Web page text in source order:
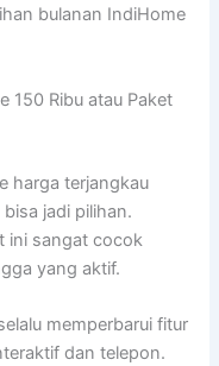
bulanan IndiHome
150 Ribu atau Paket
harga terjangkau
bisa jadi pilihan.
ini sangat cocok
yang aktif.
memperbarui fitur
dan telepon.